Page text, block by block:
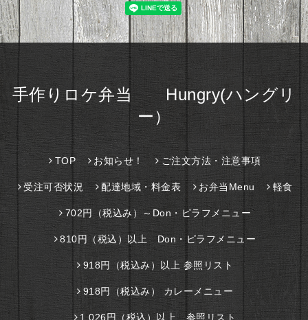
手作りロケ弁当 Hungry(ハングリ
ー）
TOP お知らせ！ ご注文方法・注意事項
受注可否状況 配達地域・料金表 お弁当Menu 軽食
702円（税込み）～Don・ピラフメニュー
810円（税込）以上 Don・ピラフメニュー
918円（税込み）以上 参照リスト
918円（税込み） カレーメニュー
1,026円（税込）以上 参照リスト